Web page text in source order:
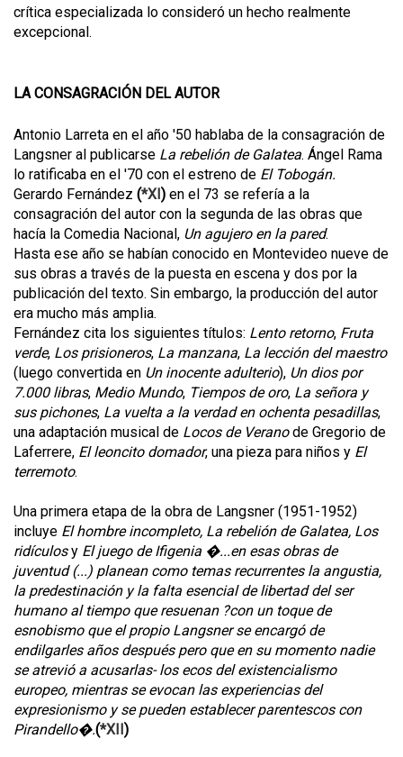
crítica especializada lo consideró un hecho realmente
excepcional.
LA CONSAGRACIÓN DEL AUTOR
Antonio Larreta en el año '50 hablaba de la consagración de
Langsner al publicarse La rebelión de Galatea. Ángel Rama
lo ratificaba en el '70 con el estreno de El Tobogán.
Gerardo Fernández (*XI) en el 73 se refería a la
consagración del autor con la segunda de las obras que
hacía la Comedia Nacional, Un agujero en la pared.
Hasta ese año se habían conocido en Montevideo nueve de
sus obras a través de la puesta en escena y dos por la
publicación del texto. Sin embargo, la producción del autor
era mucho más amplia.
Fernández cita los siguientes títulos: Lento retorno, Fruta
verde, Los prisioneros, La manzana, La lección del maestro
(luego convertida en Un inocente adulterio), Un dios por
7.000 libras, Medio Mundo, Tiempos de oro, La señora y
sus pichones, La vuelta a la verdad en ochenta pesadillas,
una adaptación musical de Locos de Veranode Gregorio de
Laferrere, El leoncito domador, una pieza para niños y El
terremoto.
Una primera etapa de la obra de Langsner (1951-1952)
incluye El hombre incompleto, La rebelión de Galatea, Los
ridículosy El juego de Ifigenia �...en esas obras de
juventud (...) planean como temas recurrentes la angustia,
la predestinación y la falta esencial de libertad del ser
humano al tiempo que resuenan ?con un toque de
esnobismo que el propio Langsner se encargó de
endilgarles años después pero que en su momento nadie
se atrevió a acusarlas- los ecos del existencialismo
europeo, mientras se evocan las experiencias del
expresionismo y se pueden establecer parentescos con
Pirandello�.(*XII)